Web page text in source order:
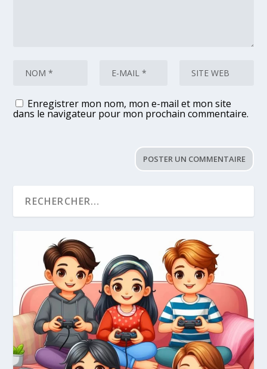
Enregistrer mon nom, mon e-mail et mon site
dans le navigateur pour mon prochain commentaire.